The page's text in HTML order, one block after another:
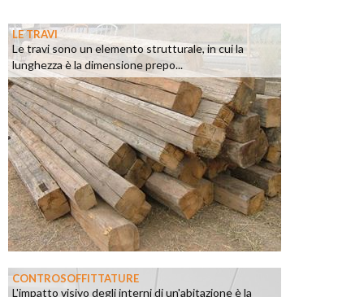
LE TRAVI
Le travi sono un elemento strutturale, in cui la
lunghezza è la dimensione prepo...
CONTROSOFFITTATURE
L'impatto visivo degli interni di un'abitazione è la